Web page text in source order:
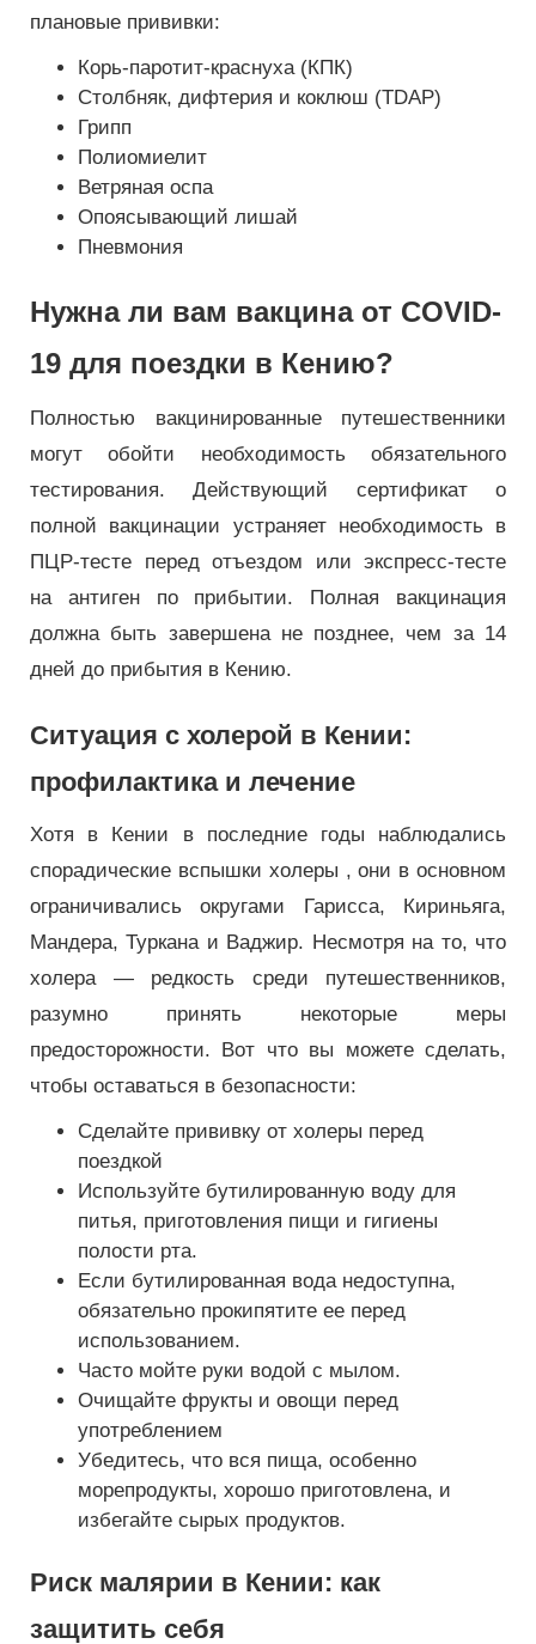
плановые прививки:
Корь-паротит-краснуха (КПК)
Столбняк, дифтерия и коклюш (TDAP)
Грипп
Полиомиелит
Ветряная оспа
Опоясывающий лишай
Пневмония
Нужна ли вам вакцина от COVID-
19 для поездки в Кению?
Полностью вакцинированные путешественники
могут обойти необходимость обязательного
тестирования. Действующий сертификат о
полной вакцинации устраняет необходимость в
ПЦР-тесте перед отъездом или экспресс-тесте
на антиген по прибытии. Полная вакцинация
должна быть завершена не позднее, чем за 14
дней до прибытия в Кению.
Ситуация с холерой в Кении:
профилактика и лечение
Хотя в Кении в последние годы наблюдались
спорадические вспышки холеры , они в основном
ограничивались округами Гарисса, Кириньяга,
Мандера, Туркана и Ваджир. Несмотря на то, что
холера — редкость среди путешественников,
разумно принять некоторые меры
предосторожности. Вот что вы можете сделать,
чтобы оставаться в безопасности:
Сделайте прививку от холеры перед
поездкой
Используйте бутилированную воду для
питья, приготовления пищи и гигиены
полости рта.
Если бутилированная вода недоступна,
обязательно прокипятите ее перед
использованием.
Часто мойте руки водой с мылом.
Очищайте фрукты и овощи перед
употреблением
Убедитесь, что вся пища, особенно
морепродукты, хорошо приготовлена, и
избегайте сырых продуктов.
Риск малярии в Кении: как
защитить себя